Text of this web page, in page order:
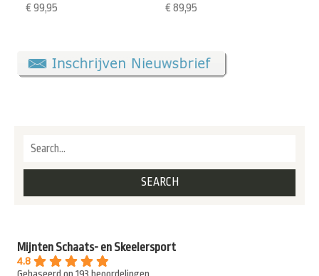
€ 89,95
€ 99,95
Mijnten Schaats- en Skeelersport
4.8